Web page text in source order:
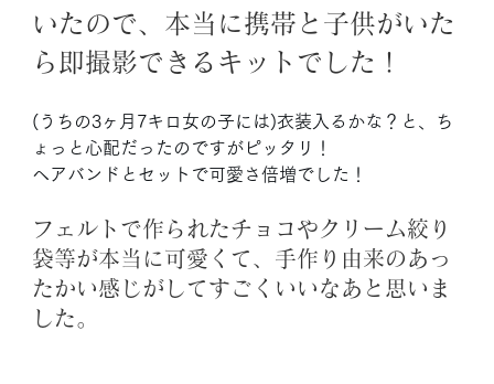
いたので、本当に携帯と子供がいた
ら即撮影できるキットでした！
(うちの3ヶ月7キロ女の子には)衣装入るかな？と、ち
ょっと心配だったのですがピッタリ！
ヘアバンドとセットで可愛さ倍増でした！
フェルトで作られたチョコやクリーム絞り
袋等が本当に可愛くて、手作り由来のあっ
たかい感じがしてすごくいいなあと思いま
した。